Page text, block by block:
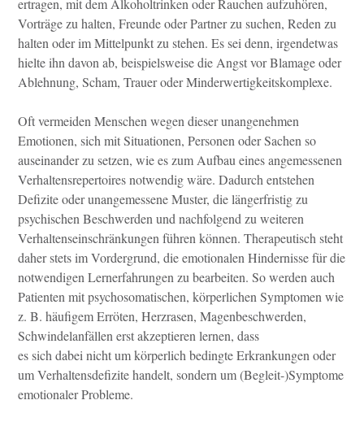
ertragen, mit dem Alkoholtrinken oder Rauchen aufzuhören,
Vorträge zu halten, Freunde oder Partner zu suchen, Reden zu
halten oder im Mittelpunkt zu stehen. Es sei denn, irgendetwas
hielte ihn davon ab, beispielsweise die Angst vor Blamage oder
Ablehnung, Scham, Trauer oder Minderwertigkeitskomplexe.
Oft vermeiden Menschen wegen dieser unangenehmen
Emotionen, sich mit Situationen, Personen oder Sachen so
auseinander zu setzen, wie es zum Aufbau eines angemessenen
Verhaltensrepertoires notwendig wäre. Dadurch entstehen
Defizite oder unangemessene Muster, die längerfristig zu
psychischen Beschwerden und nachfolgend zu weiteren
Verhaltenseinschränkungen führen können. Therapeutisch steht
daher stets im Vordergrund, die emotionalen Hindernisse für die
notwendigen Lernerfahrungen zu bearbeiten. So werden auch
Patienten mit psychosomatischen, körperlichen Symptomen wie
z. B. häufigem Erröten, Herzrasen, Magenbeschwerden,
Schwindelanfällen erst akzeptieren lernen, dass
es sich dabei nicht um körperlich bedingte Erkrankungen oder
um Verhaltensdefizite handelt, sondern um (Begleit-)Symptome
emotionaler Probleme.